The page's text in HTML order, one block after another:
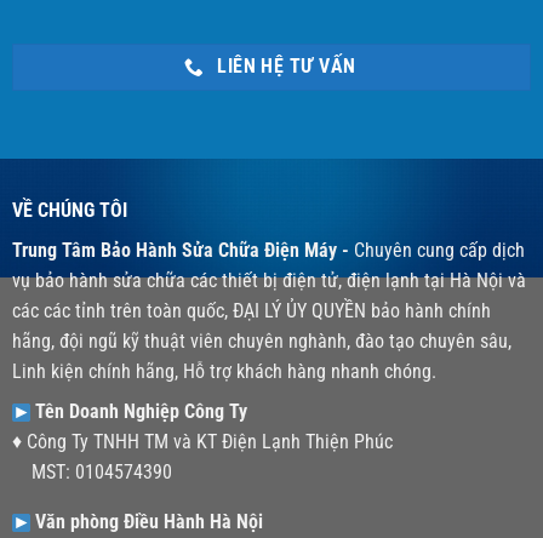
LIÊN HỆ TƯ VẤN
VỀ CHÚNG TÔI
Trung Tâm Bảo Hành Sửa Chữa Điện Máy - Chuyên cung cấp dịch
vụ bảo hành sửa chữa các thiết bị điện tử, điện lạnh tại Hà Nội và
các các tỉnh trên toàn quốc, ĐẠI LÝ ỦY QUYỀN bảo hành chính
hãng, đội ngũ kỹ thuật viên chuyên nghành, đào tạo chuyên sâu,
Linh kiện chính hãng, Hỗ trợ khách hàng nhanh chóng.
Tên Doanh Nghiệp Công Ty
♦ Công Ty TNHH TM và KT Điện Lạnh Thiện Phúc
MST: 0104574390
Văn phòng Điều Hành Hà Nội